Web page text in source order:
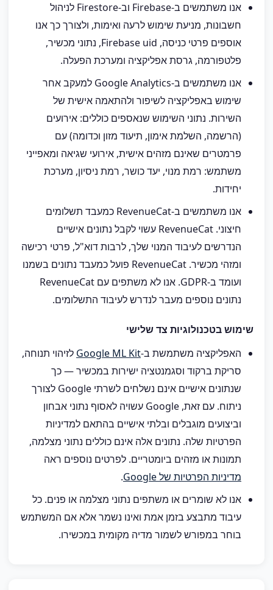
אנו משתמשים ב-Firebase וב-Firestore לניהול
חשבונות, מניעת שימוש לרעה ואימות, ולצורך כך אנו
אוספים פרטי כניסה, Firebase uid, נתוני מכשיר,
פלטפורמה, גרסת אפליקציה ומערכת הפעלה.
אנו משתמשים ב-Google Analytics למעקב אחר
שימוש באפליקציה לשיפור ולהתאמה אישית של
השירות. נתוני השימוש שנאספים כוללים: אירועים
(הרשמה, השלמת אימון, תיעוד מזון וכדומה) עם
פרמטרים שאינם מזהים אישית, אירועי שגיאה ומאפייני
משתמש: רמת מנוי, יעד כושר, רמת ניסיון, מערכת
יחידות.
אנו משתמשים ב-RevenueCat כמעבד תשלומים
חיצוני. RevenueCat עשוי לקבל נתונים אישיים
הנדרשים לעיבוד המנוי שלך, לרבות דוא"ל, פרטי רכישה
ומזהי מכשיר. RevenueCat פועל כמעבד נתונים בשמנו
ועומד ב-GDPR. אנו לא משתפים עם RevenueCat
נתונים נוספים מעבר לנדרש לעיבוד התשלומים.
שימוש בטכנולוגיות צד שלישי
האפליקציה משתמשת ב-Google ML Kit לזיהוי תנוחה,
סריקת ברקוד וסגמנטציה ישירות במכשיר — כך
שנתונים אישיים אינם נשלחים לשרתי Google לצורך
ניתוח. עם זאת, Google עשויה לאסוף נתוני אבחון
וביצועים מוגבלים ובלתי אישיים בהתאם למדיניות
הפרטיות שלה. נתונים אלה אינם כוללים נתוני מצלמה,
תמונות או מזהים ביומטריים. לפרטים נוספים ראה
מדיניות הפרטיות של Google
.
אנו לא שומרים או משתפים נתוני מצלמה או פנים. כל
עיבוד מתבצע בזמן אמת ואינו נשמר אלא אם המשתמש
בוחר במפורש לשמור מדיה מקומית במכשירו.